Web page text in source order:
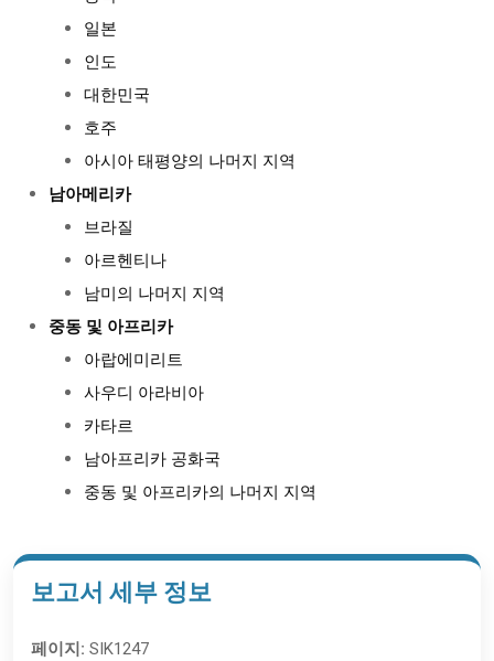
일본
인도
대한민국
호주
아시아 태평양의 나머지 지역
남아메리카
브라질
아르헨티나
남미의 나머지 지역
중동 및 아프리카
아랍에미리트
사우디 아라비아
카타르
남아프리카 공화국
중동 및 아프리카의 나머지 지역
보고서 세부 정보
페이지: SIK1247